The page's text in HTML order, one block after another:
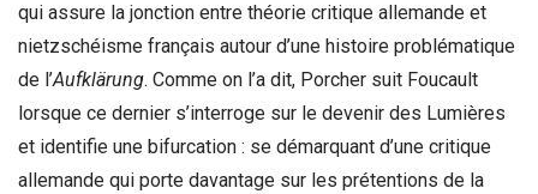
qui assure la jonction entre théorie critique allemande et
nietzschéisme français autour d’une histoire problématique
de l’Aufklärung. Comme on l’a dit, Porcher suit Foucault
lorsque ce dernier s’interroge sur le devenir des Lumières
et identifie une bifurcation : se démarquant d’une critique
allemande qui porte davantage sur les prétentions de la